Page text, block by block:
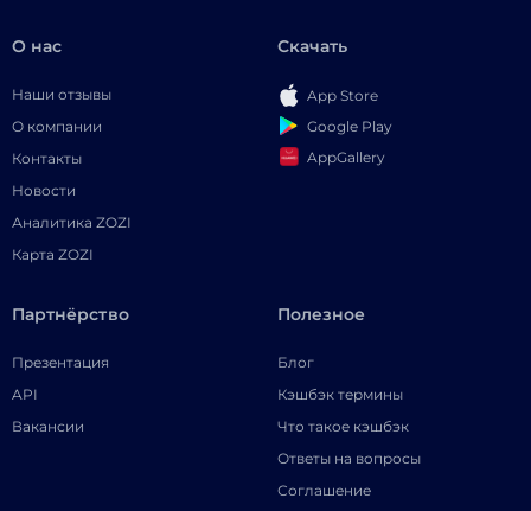
О нас
Наши отзывы
О компании
Контакты
Новости
Аналитика ZOZI
Карта ZOZI
Скачать
App Store
Google Play
AppGallery
Партнёрство
Презентация
API
Вакансии
Полезное
Блог
Кэшбэк термины
Что такое кэшбэк
Ответы на вопросы
Соглашение